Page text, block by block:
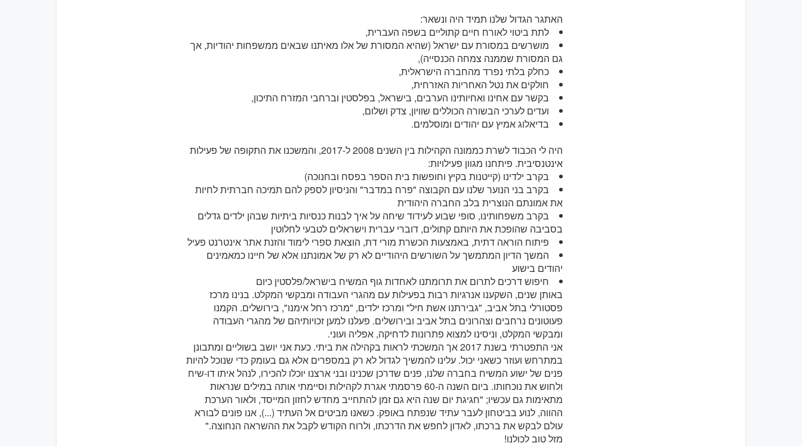
האתגר הגדול שלנו תמיד היה ונשאר:
לתת ביטוי לאורח חיים קתוליים בשפה העברית,
מושרשים במסורת עם ישראל (שהיא המסורת של אלו מאיתנו שבאים ממשפחות יהודיות, אך
גם המסורת שממנה צמחה הכנסייה),
כחלק בלתי נפרד מהחברה הישראלית,
חולקים את נטל האחריות האזרחית,
בקשר עם אחינו ואחיותינו הערבים, בישראל, בפלסטין וברחבי המזרח התיכון,
ועדים לערכי הבשורה הכוללים שוויון, צדק ושלום,
בדיאלוג אמיץ עם יהודים ומוסלמים.
היה לי הכבוד לשרת כממונה הקהילות בין השנים 2008 ל-2017, והמשכנו את התקופה של פעילות
אינטנסיבית. פיתחנו מגוון פעילויות:
בקרב ילדינו (קייטנות בקיץ וחופשות בית הספר בפסח ובחנוכה)
בקרב בני הנוער שלנו עם הקבוצה "פרח במדבר" והניסיון לספק להם תמיכה חברתית לחיות
את אמונתם הנוצרית בלב החברה היהודית
בקרב משפחותינו, סופי שבוע לעידוד שיחה על איך לבנות כנסיות ביתיות שבהן ילדים גדלים
בסביבה שהופכת את היותם קתולים, דוברי עברית וישראלים לטבעי לחלוטין
פיתוח הוראה דתית, באמצעות הכשרת מורי דת, הוצאת ספרי לימוד והזנת אתר אינטרנט פעיל
המשך הדיון המתמשך על השורשים היהודיים לא רק של אמונתנו אלא של חיינו כמאמינים
יהודים בישוע
חיפוש דרכים לתרום את תרומתנו לאחדות גוף המשיח בישראל/פלסטין כיום
באותן שנים, השקענו אנרגיות רבות בפעילות עם מהגרי העבודה ומבקשי המקלט. בנינו מרכז
פסטורלי בתל אביב, "גבירתנו אשת חיל" ומרכז ילדים, "מרכז רחל אימנו", בירושלים. הקמנו
פעוטונים נרחבים וצהרונים בתל אביב ובירושלים. פעלנו למען זכויותיהם של מהגרי העבודה
ומבקשי המקלט, וניסינו למצוא פתרונות לדחיקה, אפליה ועוני.
אני התפטרתי בשנת 2017 אך המשכתי לראות בקהילה את ביתי. כעת אני יושב בשוליים ומתבונן
במתרחש ועוזר כשאני יכול. עלינו להמשיך לגדול לא רק במספרים אלא גם בעומק כדי שנוכל להיות
פנים של ישוע המשיח בחברה שלנו, פנים שדרכן שכנינו ובני ארצנו יוכלו להכירו, לנהל איתו דו-שיח
ולחוש את נוכחותו. ביום השנה ה-60 פרסמתי אגרת לקהילות וסיימתי אותה במילים שנראות
מתאימות גם עכשיו; "חגיגת יום שנה היא גם זמן להתחייב מחדש לחזון המייסד, ולאור הערכת
ההווה, לנוע בביטחון לעבר עתיד שנפתח באופק. כשאנו מביטים אל העתיד (...), אנו פונים לבורא
עולם לבקש את ברכתו, לאדון לחפש את הדרכתו, ולרוח הקודש לקבל את ההשראה הנחוצה."
מזל טוב לכולנו!